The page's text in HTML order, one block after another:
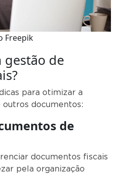
Freepik
gestão de
para otimizar a
outros documentos:
de
documentos fiscais
pela organização